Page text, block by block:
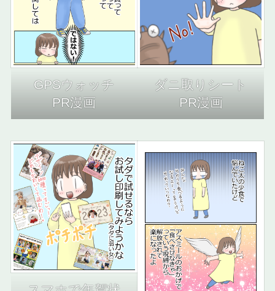
GPSウォッチ
PR漫画
ダニ取りシート
PR漫画